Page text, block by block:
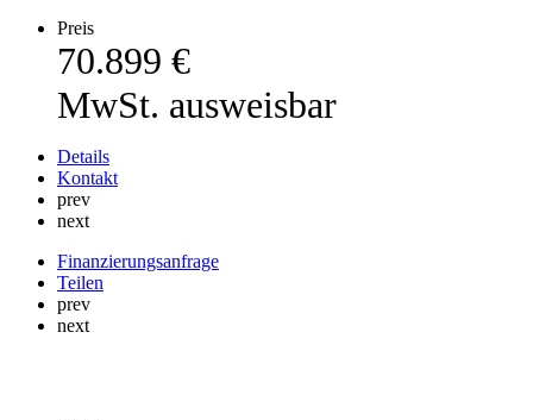
Preis
70.899 €
MwSt. ausweisbar
Details
Kontakt
prev
next
Finanzierungsanfrage
Teilen
prev
next